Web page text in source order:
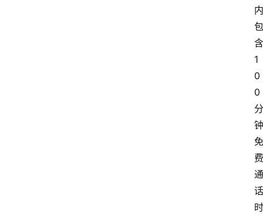
内
包
含
1
0
0
分
钟
免
费
通
话
时